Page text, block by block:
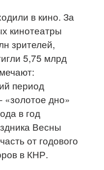
в кино. За
кинотеатры
зрителей,
5,75 млрд
период
«золотое дно»
в год
Весны
от годового
в КНР.